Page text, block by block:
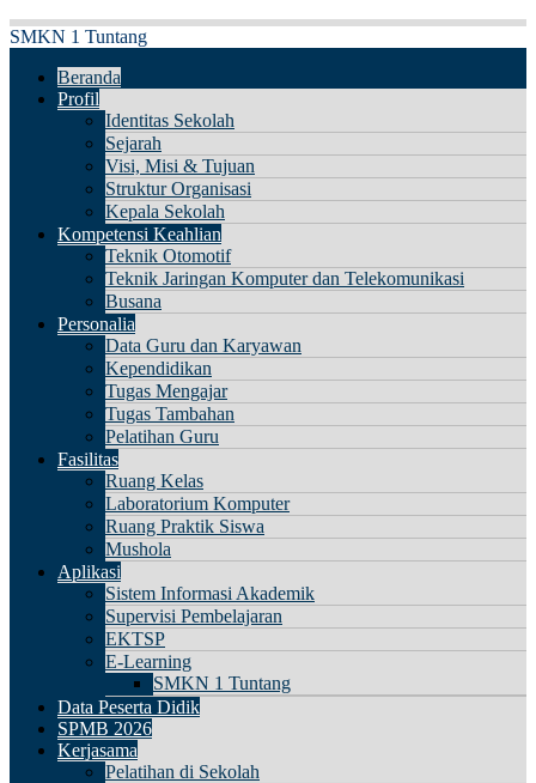
SMKN 1 Tuntang
Beranda
Profil
Identitas Sekolah
Sejarah
Visi, Misi & Tujuan
Struktur Organisasi
Kepala Sekolah
Kompetensi Keahlian
Teknik Otomotif
Teknik Jaringan Komputer dan Telekomunikasi
Busana
Personalia
Data Guru dan Karyawan
Kependidikan
Tugas Mengajar
Tugas Tambahan
Pelatihan Guru
Fasilitas
Ruang Kelas
Laboratorium Komputer
Ruang Praktik Siswa
Mushola
Aplikasi
Sistem Informasi Akademik
Supervisi Pembelajaran
EKTSP
E-Learning
SMKN 1 Tuntang
Data Peserta Didik
SPMB 2026
Kerjasama
Pelatihan di Sekolah